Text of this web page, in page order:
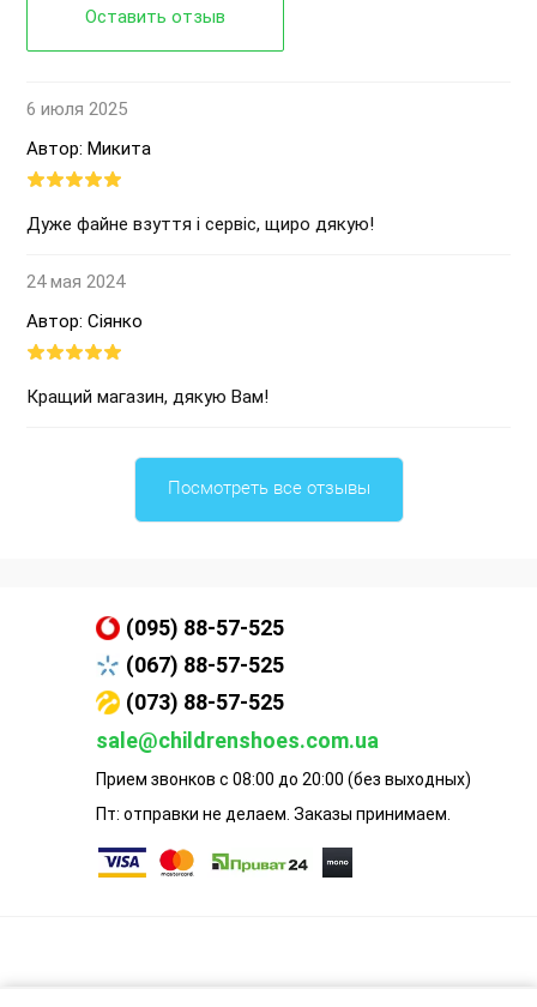
Оставить отзыв
6 июля 2025
Автор: Микита
Дуже файне взуття і сервіс, щиро дякую!
24 мая 2024
Автор: Сіянко
Кращий магазин, дякую Вам!
Посмотреть все отзывы
(095) 88-57-525
(067) 88-57-525
(073) 88-57-525
sale@childrenshoes.com.ua
Прием звонков с 08:00 до 20:00 (без выходных)
Пт: отправки не делаем. Заказы принимаем.